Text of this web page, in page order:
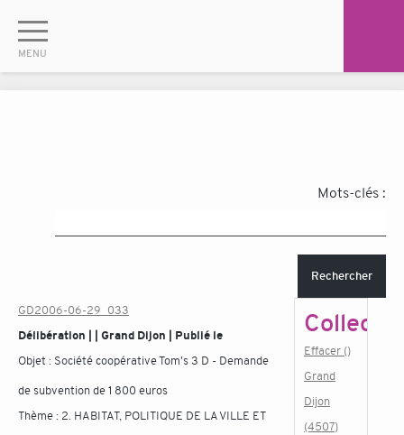
Mots-clés :
Rechercher
GD2006-06-29_033
Délibération | | Grand Dijon | Publié le
Objet : Société coopérative Tom's 3 D - Demande
de subvention de 1 800 euros
Thème : 2. HABITAT, POLITIQUE DE LA VILLE ET
Effacer ()
Grand
Dijon
(4507)